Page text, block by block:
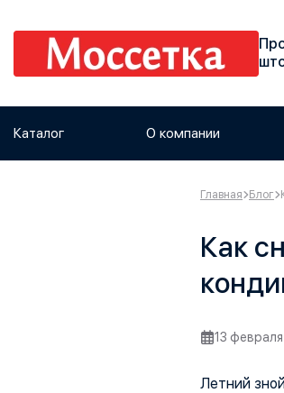
Каталог О компании
Главная Блог
Как
13
Летний